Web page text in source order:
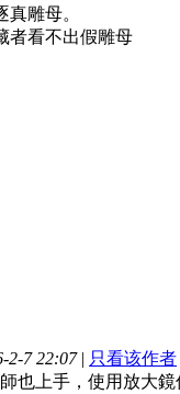
雕母。
者看不出假雕母
2-7 22:07 | 只看该作者
上手，使用放大鏡